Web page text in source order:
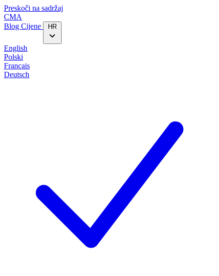
Preskoči na sadržaj
CMA
Blog‎ Cijene HR
English
Polski
Français
Deutsch